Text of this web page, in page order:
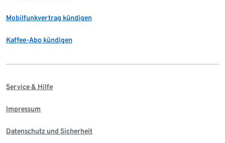
Mobilfunkvertrag kündigen
Kaffee-Abo kündigen
Service & Hilfe
Impressum
Datenschutz und Sicherheit